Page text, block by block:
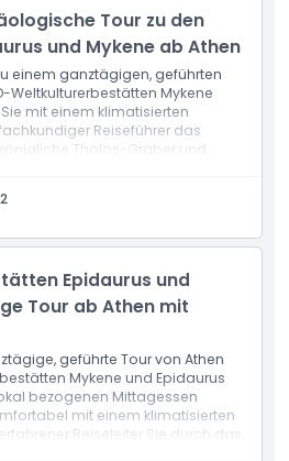
ErwachseneTour zu den
und Mykene ab Athen
einem ganztägigen, geführten
Weltkulturerbestätten Mykene
mit einem klimatisierten
Reiseführer das
Tholos-Gräber und
Sie das Theater von Epidauros
v. Chr., das für seine perfekte
schlendern durch sein antikes
und
Epidaurus und
Tour ab Athen mit
geführte Tour von Athen
Mykene und Epidaurus
bezogenen Mittagessen
mit einem klimatisierten
Reiseleiter Sie durch das